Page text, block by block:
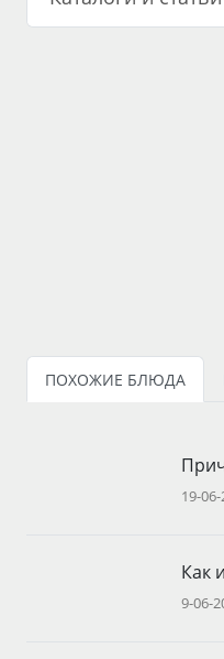
ПОХОЖИЕ БЛЮДА
19-
Как
9-06-